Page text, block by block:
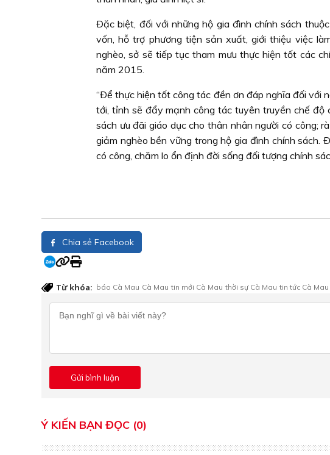
Ðặc biệt, đối với những hộ gia đình chính sách
vốn, hỗ trợ phương tiện sản xuất, giới thiệu việc
nghèo, sở sẽ tiếp tục tham mưu thực hiện tốt các
năm 2015.
“Ðể thực hiện tốt công tác đền ơn đáp nghĩa đối với
tới, tỉnh sẽ đẩy mạnh công tác tuyên truyền chế độ
sách ưu đãi giáo dục cho thân nhân người có công;
giảm nghèo bền vững trong hộ gia đình chính sách.
có công, chăm lo ổn định đời sống đối tượng chính
Chia sẻ Facebook
Từ khóa: báo Cà Mau Cà Mau tin mới Cà Mau thời sự Cà Mau tin tức Cà Mau
Ý KIẾN BẠN ĐỌC (0)